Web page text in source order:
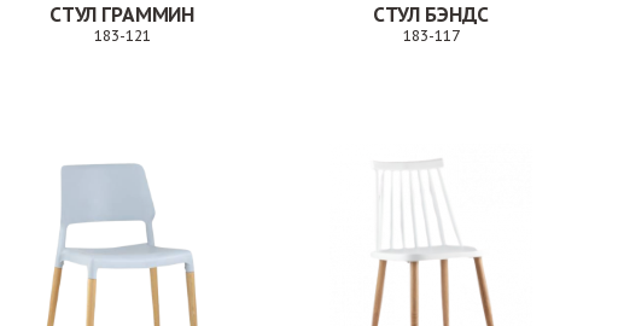
СТУЛ ГРАММИН
183-121
СТУЛ БЭНДС
183-117